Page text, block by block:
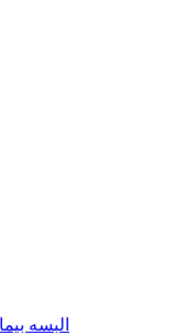
البسه